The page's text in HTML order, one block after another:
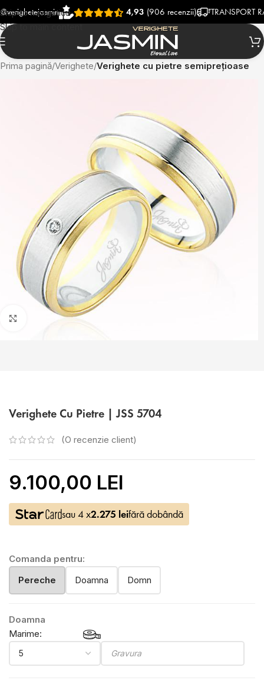
Skip to navigation
Skip to main content
4,93(906 recenzii) TRANSPORT RAPID
Prima pagină Verighete Verighete cu pietre semiprețioase
Faceți click pentru a mări
Verighete Cu Pietre | JSS 5704
(O recenzie client)
9.100,00 LEI
sau 4 x2.275 leifără dobândă
Comanda pentru:
Pereche
Doamna Domn
Doamna
Marime: